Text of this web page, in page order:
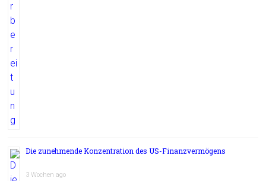
Die zunehmende Konzentration des US-Finanzvermögens
3 Wochen ago